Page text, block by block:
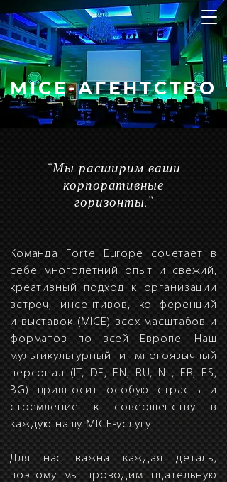
MICE-АГЕНТСТВО
“Мы расширим ваши
корпоративные
горизонты.”
Команда Forte Europe сочетает в
себе многолетний опыт и свежий,
креативный подход к организации
встреч, инсентивов, конференций
и выставок (MICE) всех масштабов и
форматов по всей Европе. Наш
мультикультурный и многоязычный
персонал (IT, DE, EN, RU, NL, FR, ES,
BG) привносит особую страсть и
стремление к совершенству в
каждую нашу MICE-услугу.
Для нас важна каждая деталь,
поэтому мы проводим тщательную